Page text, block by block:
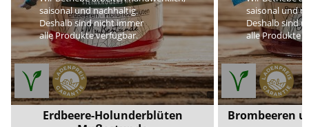
saisonal und nachhaltig.
Deshalb sind nicht immer
alle Produkte verfügbar.
Erdbeere-Holunderblüten
saisonal und
Deshalb sind
alle Produkte
Brombeeren